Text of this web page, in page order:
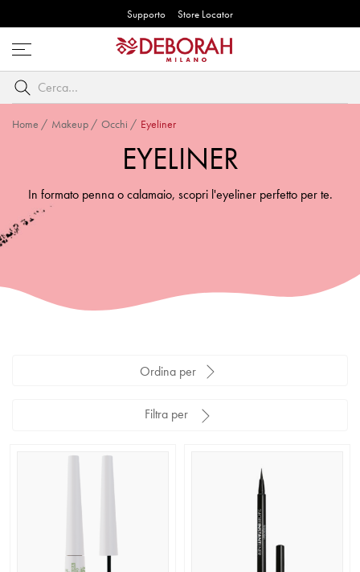
Supporto Store Locator
Apri
menu
Cerca
per
parole
Home / Makeup/ Occhi / Eyeliner
EYELINER
In formato penna o calamaio, scopri l'eyeliner perfetto per te.
Ordina per
Filtra per